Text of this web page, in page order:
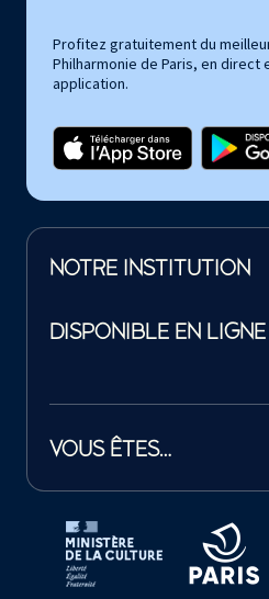
Profitez gratuitement du
Philharmonie de Paris, en
application.
NOTRE INSTITUTION
DISPONIBLE EN LIGNE
VOUS ÊTES…
Tutelles et mécènes de la